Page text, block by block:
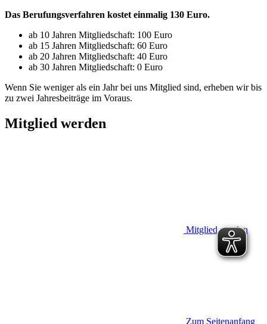
Das Berufungsverfahren kostet einmalig 130 Euro.
ab 10 Jahren Mitgliedschaft: 100 Euro
ab 15 Jahren Mitgliedschaft: 60 Euro
ab 20 Jahren Mitgliedschaft: 40 Euro
ab 30 Jahren Mitgliedschaft: 0 Euro
Wenn Sie weniger als ein Jahr bei uns Mitglied sind, erheben wir bis
zu zwei Jahresbeiträge im Voraus.
Mitglied werden
Mitglied werden
Zum Seitenanfang